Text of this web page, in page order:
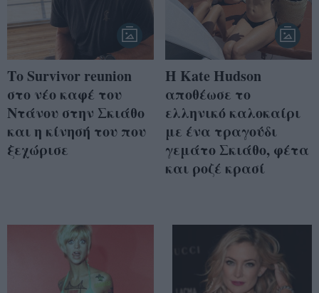
Το Survivor reunion
στο νέο καφέ του
Ντάνου στην Σκιάθο
και η κίνησή του που
ξεχώρισε
Η Kate Hudson
αποθέωσε το
ελληνικό καλοκαίρι
με ένα τραγούδι
γεμάτο Σκιάθο, φέτα
και ροζέ κρασί